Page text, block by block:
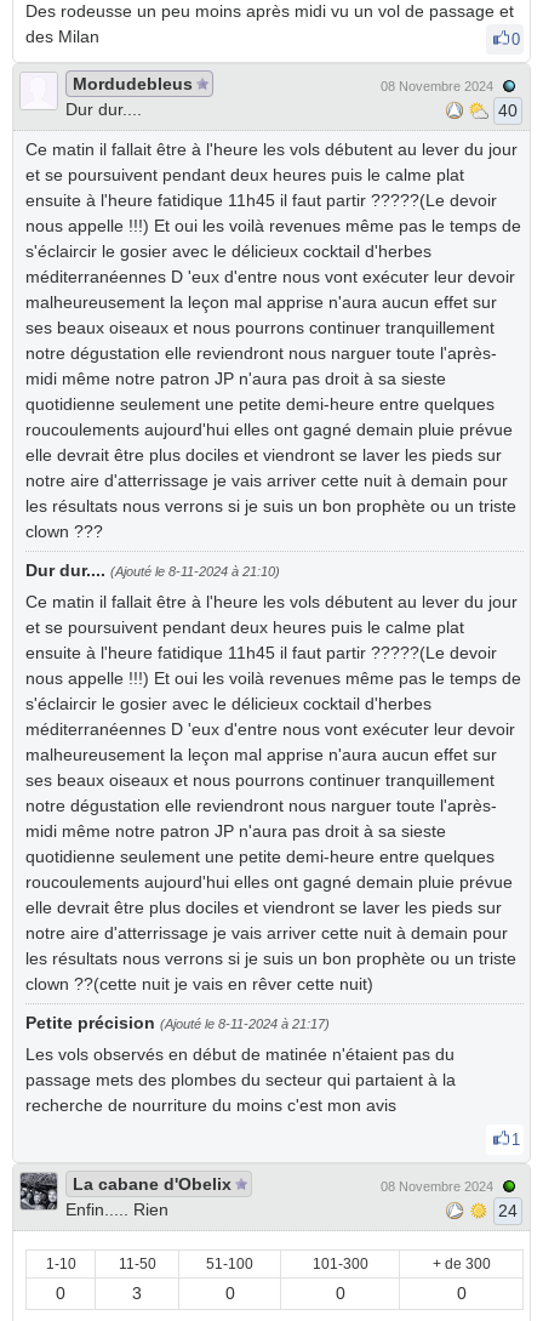
Des rodeusse un peu moins après midi vu un vol de passage et
des Milan
0
Mordudebleus
Dur dur....
08 Novembre 2024
40
Ce matin il fallait être à l'heure les vols débutent au lever du jour
et se poursuivent pendant deux heures puis le calme plat
ensuite à l'heure fatidique 11h45 il faut partir ?????(Le devoir
nous appelle !!!) Et oui les voilà revenues même pas le temps de
s'éclaircir le gosier avec le délicieux cocktail d'herbes
méditerranéennes D 'eux d'entre nous vont exécuter leur devoir
malheureusement la leçon mal apprise n'aura aucun effet sur
ses beaux oiseaux et nous pourrons continuer tranquillement
notre dégustation elle reviendront nous narguer toute l'après-
midi même notre patron JP n'aura pas droit à sa sieste
quotidienne seulement une petite demi-heure entre quelques
roucoulements aujourd'hui elles ont gagné demain pluie prévue
elle devrait être plus dociles et viendront se laver les pieds sur
notre aire d'atterrissage je vais arriver cette nuit à demain pour
les résultats nous verrons si je suis un bon prophète ou un triste
clown ???
Dur dur.... (Ajouté le 8-11-2024 à 21:10)
Ce matin il fallait être à l'heure les vols débutent au lever du jour
et se poursuivent pendant deux heures puis le calme plat
ensuite à l'heure fatidique 11h45 il faut partir ?????(Le devoir
nous appelle !!!) Et oui les voilà revenues même pas le temps de
s'éclaircir le gosier avec le délicieux cocktail d'herbes
méditerranéennes D 'eux d'entre nous vont exécuter leur devoir
malheureusement la leçon mal apprise n'aura aucun effet sur
ses beaux oiseaux et nous pourrons continuer tranquillement
notre dégustation elle reviendront nous narguer toute l'après-
midi même notre patron JP n'aura pas droit à sa sieste
quotidienne seulement une petite demi-heure entre quelques
roucoulements aujourd'hui elles ont gagné demain pluie prévue
elle devrait être plus dociles et viendront se laver les pieds sur
notre aire d'atterrissage je vais arriver cette nuit à demain pour
les résultats nous verrons si je suis un bon prophète ou un triste
clown ??(cette nuit je vais en rêver cette nuit)
Petite précision (Ajouté le 8-11-2024 à 21:17)
Les vols observés en début de matinée n'étaient pas du
passage mets des plombes du secteur qui partaient à la
recherche de nourriture du moins c'est mon avis
1
La cabane d'Obelix
Enfin..... Rien
08 Novembre 2024
24
1-10 11-50 51-100 101-300 + de 300
0 3 0 0 0